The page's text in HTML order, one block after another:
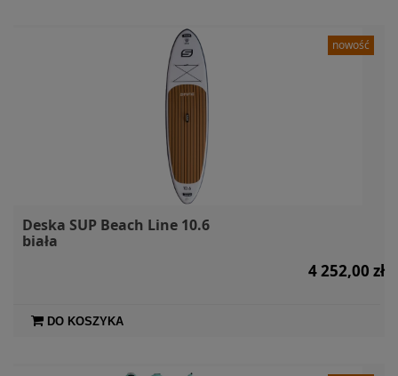
Deska SUP Beach Line 10.6
biała
4 252,00 zł
DO KOSZYKA
nowość